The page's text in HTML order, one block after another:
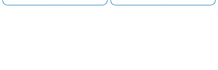
Wien 34° sonnig 0%